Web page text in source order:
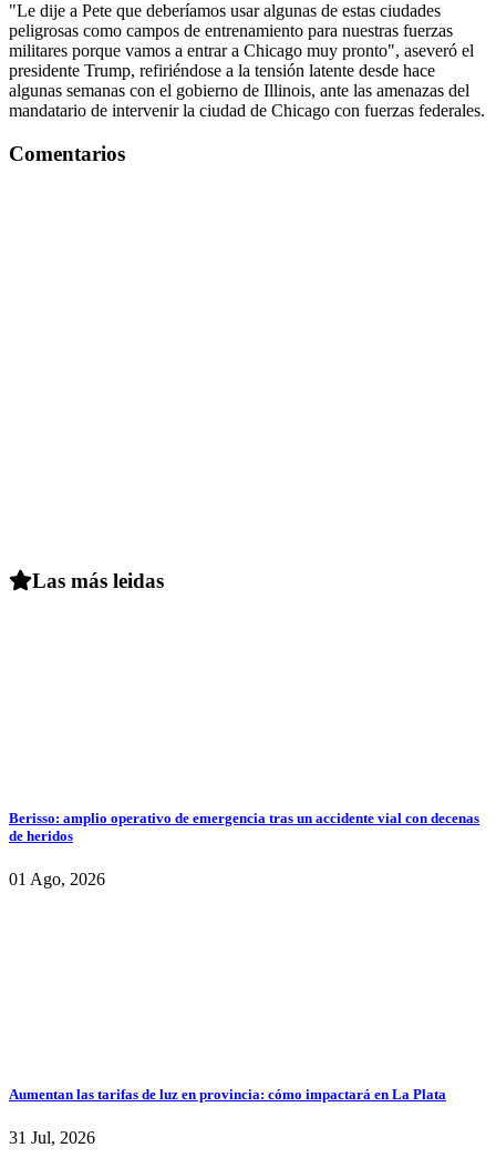
"Le dije a Pete que deberíamos usar algunas de estas ciudades
peligrosas como campos de entrenamiento para nuestras fuerzas
militares porque vamos a entrar a Chicago muy pronto", aseveró el
presidente Trump, refiriéndose a la tensión latente desde hace
algunas semanas con el gobierno de Illinois, ante las amenazas del
mandatario de intervenir la ciudad de Chicago con fuerzas federales.
Comentarios
Las más leidas
Berisso: amplio operativo de emergencia tras un accidente vial con decenas
de heridos
01 Ago, 2026
Aumentan las tarifas de luz en provincia: cómo impactará en La Plata
31 Jul, 2026